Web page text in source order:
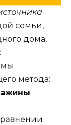
семьи,
дома,
метода:
.